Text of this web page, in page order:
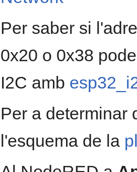
Per saber si
0x20 o 0x38
I2C amb
Per a determinar
l'esquema de la